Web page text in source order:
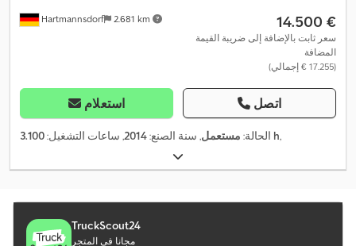
Hartmannsdorf 2.681 km ‏14.500 €
سعر ثابت بالإضافة إلى ضريبة القيمة
المضافة
(‏17.255 € إجمالي)
استعلام اتصل
الحالة: مستعمل, سنة الصنع:2014, ساعات التشغيل: 3.100 h,
TruckScout24
مجانا في المتجر